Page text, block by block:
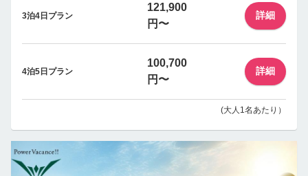
3泊4日プラン
121,900
円〜
詳細
4泊5日プラン
100,700
円〜
詳細
(大人1名あたり）